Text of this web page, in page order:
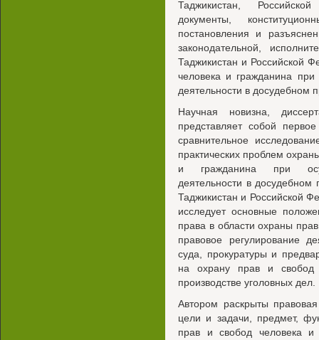
Таджикистан,
документы,
постановления и
законодательной,
Таджикистан и Российской
человека и гражданина при
деятельности в досудебном
Научная новизна,
представляет собой
сравнительное
практических проблем
и гражданина при
деятельности в досудебном
Таджикистан и Российской
исследует основные
права в области охраны
правовое регулирование
суда, прокуратуры и
на охрану прав и свобод
производстве уголовных дел.
Автором раскрыты
цели и задачи, предмет,
прав и свобод человека